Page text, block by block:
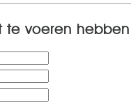
te voeren